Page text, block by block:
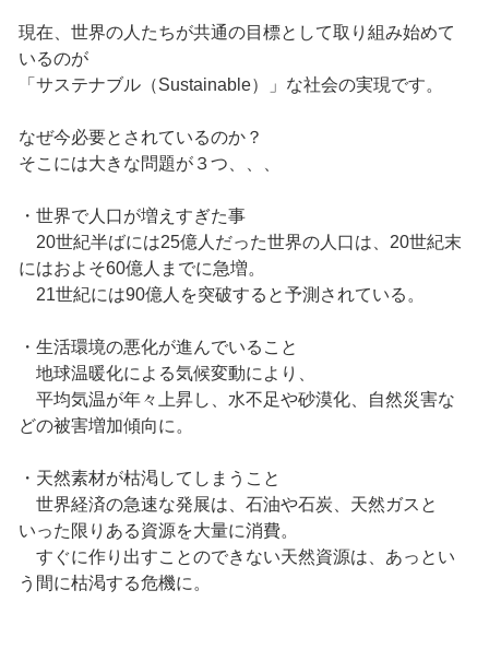
現在、世界の人たちが共通の目標として取り組み始めて
いるのが
「サステナブル（Sustainable）」な社会の実現です。
なぜ今必要とされているのか？
そこには大きな問題が３つ、、、
・世界で人口が増えすぎた事
20世紀半ばには25億人だった世界の人口は、20世紀末
にはおよそ60億人までに急増。
21世紀には90億人を突破すると予測されている。
・生活環境の悪化が進んでいること
地球温暖化による気候変動により、
平均気温が年々上昇し、水不足や砂漠化、自然災害な
どの被害増加傾向に。
・天然素材が枯渇してしまうこと
世界経済の急速な発展は、石油や石炭、天然ガスと
いった限りある資源を大量に消費。
すぐに作り出すことのできない天然資源は、あっとい
う間に枯渇する危機に。